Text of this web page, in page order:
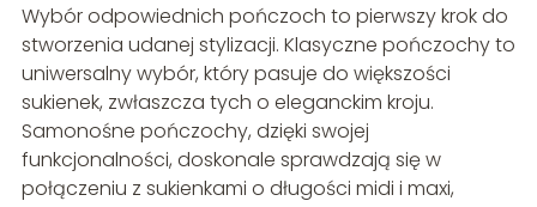
Wybór odpowiednich pończoch to pierwszy krok do
stworzenia udanej stylizacji. Klasyczne pończochy to
uniwersalny wybór, który pasuje do większości
sukienek, zwłaszcza tych o eleganckim kroju.
Samonośne pończochy, dzięki swojej
funkcjonalności, doskonale sprawdzają się w
połączeniu z sukienkami o długości midi i maxi,